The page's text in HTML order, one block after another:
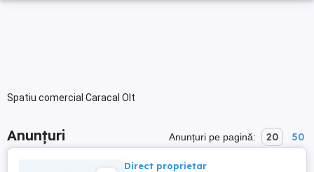
Spatiu comercial Caracal Olt
Anunțuri Anunțuri pe pagină: 20 50
Direct proprietar